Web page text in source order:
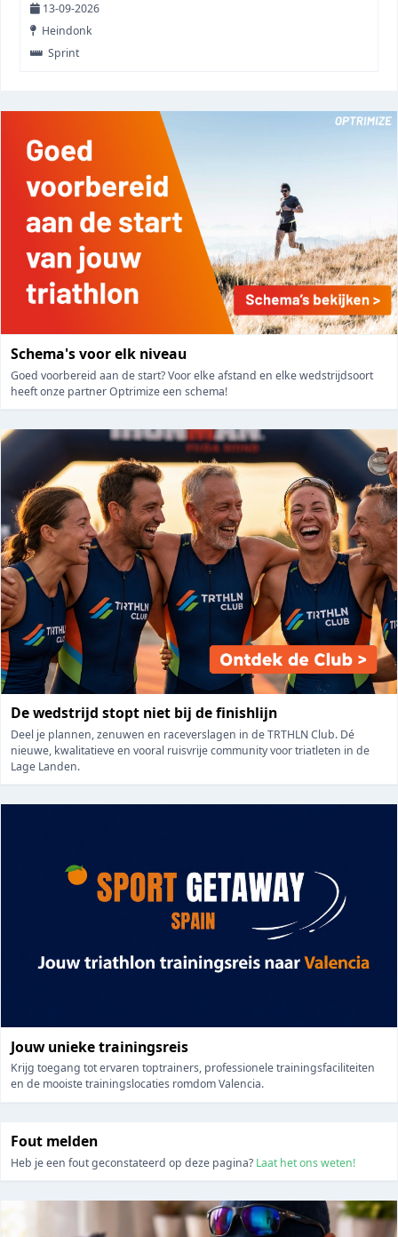
13-09-2026
Heindonk
Sprint
Schema's voor elk niveau
Goed voorbereid aan de start? Voor elke afstand en elke wedstrijdsoort
heeft onze partner Optrimize een schema!
De wedstrijd stopt niet bij de finishlijn
Deel je plannen, zenuwen en raceverslagen in de TRTHLN Club. Dé
nieuwe, kwalitatieve en vooral ruisvrije community voor triatleten in de
Lage Landen.
Jouw unieke trainingsreis
Krijg toegang tot ervaren toptrainers, professionele trainingsfaciliteiten
en de mooiste trainingslocaties romdom Valencia.
Fout melden
Heb je een fout geconstateerd op deze pagina? Laat het ons weten!